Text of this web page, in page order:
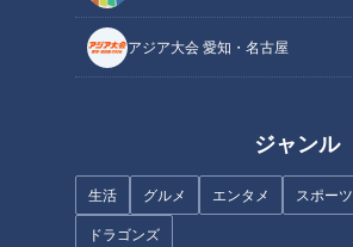
アジア大会 愛知・名古屋
ジャンル
生活 グルメ エンタメ スポーツ
ドラゴンズ
たつき：芦原光
https://twitter.com/AshiharaE
とっこ：稲村透
https://twitter.com/natsueshimba